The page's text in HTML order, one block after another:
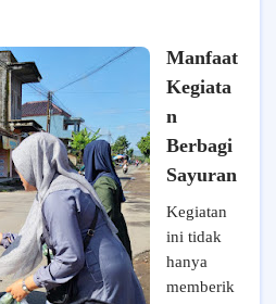
Manfaat
Kegiata
n
Berbagi
Sayuran
Kegiatan
ini tidak
hanya
memberik